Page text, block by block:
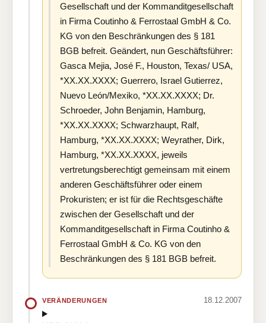
Gesellschaft und der Kommanditgesellschaft
in Firma Coutinho & Ferrostaal GmbH & Co.
KG von den Beschränkungen des § 181
BGB befreit. Geändert, nun Geschäftsführer:
Gasca Mejia, José F., Houston, Texas/ USA,
*XX.XX.XXXX; Guerrero, Israel Gutierrez,
Nuevo León/Mexiko, *XX.XX.XXXX; Dr.
Schroeder, John Benjamin, Hamburg,
*XX.XX.XXXX; Schwarzhaupt, Ralf,
Hamburg, *XX.XX.XXXX; Weyrather, Dirk,
Hamburg, *XX.XX.XXXX, jeweils
vertretungsberechtigt gemeinsam mit einem
anderen Geschäftsführer oder einem
Prokuristen; er ist für die Rechtsgeschäfte
zwischen der Gesellschaft und der
Kommanditgesellschaft in Firma Coutinho &
Ferrostaal GmbH & Co. KG von den
Beschränkungen des § 181 BGB befreit.
VERÄNDERUNGEN 18.12.2007